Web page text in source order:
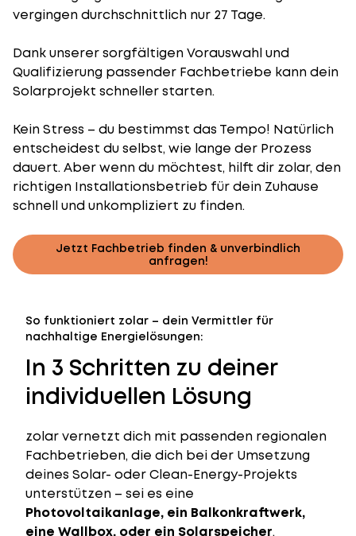
vergingen durchschnittlich nur 27 Tage.
Dank unserer sorgfältigen Vorauswahl und
Qualifizierung passender Fachbetriebe kann dein
Solarprojekt schneller starten.
Kein Stress – du bestimmst das Tempo! Natürlich
entscheidest du selbst, wie lange der Prozess
dauert. Aber wenn du möchtest, hilft dir zolar, den
richtigen Installationsbetrieb für dein Zuhause
schnell und unkompliziert zu finden.
Jetzt Fachbetrieb finden & unverbindlich
anfragen!
So funktioniert zolar – dein Vermittler für
nachhaltige Energielösungen:
In 3 Schritten zu deiner
individuellen Lösung
zolar vernetzt dich mit passenden regionalen
Fachbetrieben, die dich bei der Umsetzung
deines Solar- oder Clean-Energy-Projekts
unterstützen – sei es eine
Photovoltaikanlage, ein Balkonkraftwerk,
eine Wallbox, oder ein Solarspeicher.